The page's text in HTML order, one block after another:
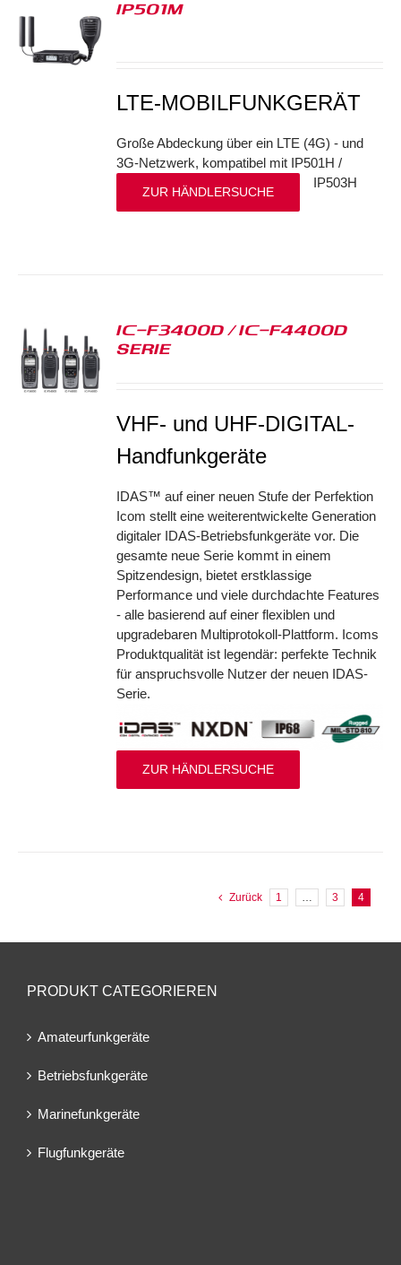
IP501M
LTE-MOBILFUNKGERÄT
Große Abdeckung über ein LTE (4G) - und
3G-Netzwerk, kompatibel mit IP501H /
IP503H
ZUR HÄNDLERSUCHE
IC-F3400D / IC-F4400D
SERIE
VHF- und UHF-DIGITAL-
Handfunkgeräte
IDAS™ auf einer neuen Stufe der Perfektion
Icom stellt eine weiterentwickelte Generation
digitaler IDAS-Betriebsfunkgeräte vor. Die
gesamte neue Serie kommt in einem
Spitzendesign, bietet erstklassige
Performance und viele durchdachte Features
- alle basierend auf einer flexiblen und
upgradebaren Multiprotokoll-Plattform. Icoms
Produktqualität ist legendär: perfekte Technik
für anspruchsvolle Nutzer der neuen IDAS-
Serie.
ZUR HÄNDLERSUCHE
Zurück 1 … 3 4
PRODUKT CATEGORIEREN
Amateurfunkgeräte
Betriebsfunkgeräte
Marinefunkgeräte
Flugfunkgeräte